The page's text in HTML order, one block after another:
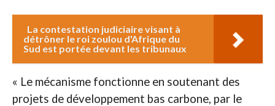
La contestation judiciaire visant à
détrôner le roi zoulou d'Afrique du
Sud est portée devant les tribunaux
« Le mécanisme fonctionne en soutenant des
projets de développement bas carbone, par le